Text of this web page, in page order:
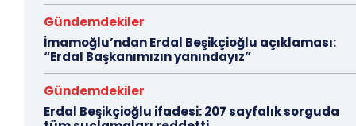
Gündemdekiler
İmamoğlu’ndan Erdal Beşikçioğlu açıklaması:
“Erdal Başkanımızın yanındayız”
Gündemdekiler
Erdal Beşikçioğlu ifadesi: 207 sayfalık sorguda